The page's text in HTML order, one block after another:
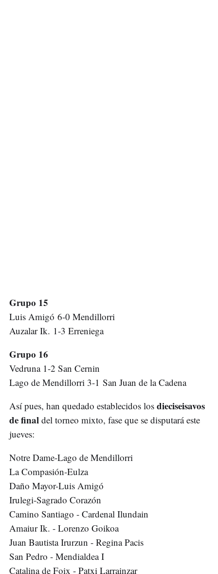
Grupo 15
Luis Amigó 6-0 Mendillorri
Auzalar Ik. 1-3 Erreniega
Grupo 16
Vedruna 1-2 San Cernin
Lago de Mendillorri 3-1 San Juan de la Cadena
Así pues, han quedado establecidos los dieciseisavos
de final del torneo mixto, fase que se disputará este
jueves:
Notre Dame-Lago de Mendillorri
La Compasión-Eulza
Daño Mayor-Luis Amigó
Irulegi-Sagrado Corazón
Camino Santiago - Cardenal Ilundain
Amaiur Ik. - Lorenzo Goikoa
Juan Bautista Irurzun - Regina Pacis
San Pedro - Mendialdea I
Catalina de Foix - Patxi Larrainzar